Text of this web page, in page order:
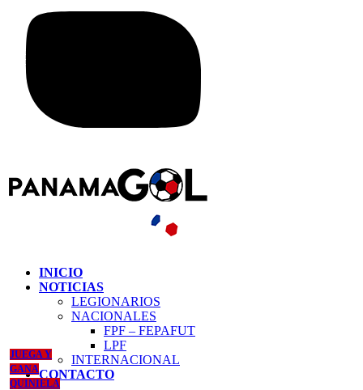
INICIO
NOTICIAS
LEGIONARIOS
NACIONALES
FPF – FEPAFUT
LPF
INTERNACIONAL
CONTACTO
JUEGA Y
GANA
QUINIELA